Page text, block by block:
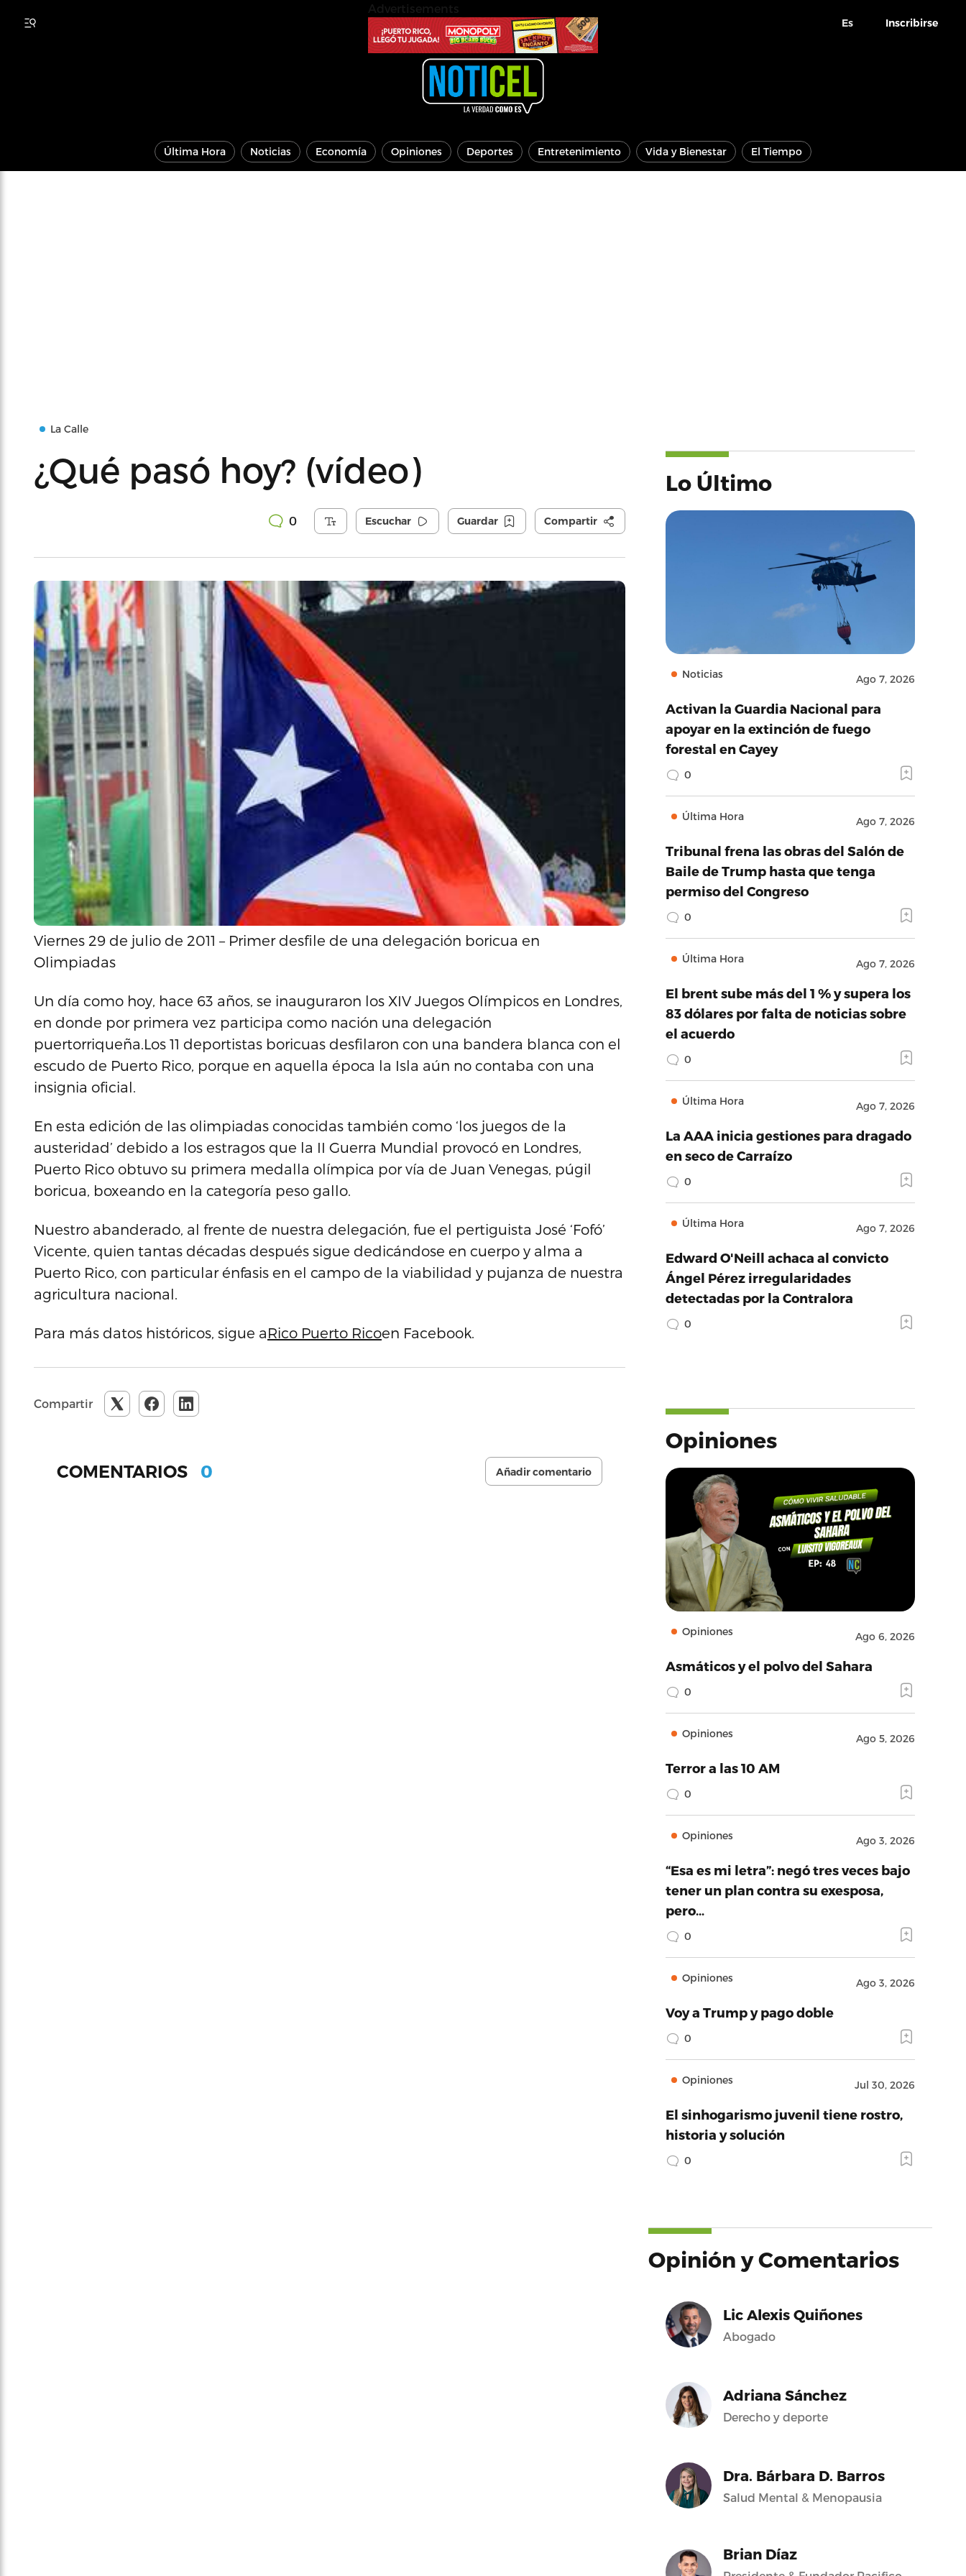
Es Inscribirse
Última Hora Noticias Economía Opiniones Deportes Entretenimiento Vida y Bienestar El Tiempo
La Calle
¿Qué pasó hoy? (vídeo)
0 Escuchar Guardar Compartir
Viernes 29 de julio de 2011 – Primer desfile de una delegación boricua en
Olimpiadas
Un día como hoy, hace 63 años, se inauguraron los XIV Juegos Olímpicos en Londres,
en donde por primera vez participa como nación una delegación
puertorriqueña.Los 11 deportistas boricuas desfilaron con una bandera blanca con el
escudo de Puerto Rico, porque en aquella época la Isla aún no contaba con una
insignia oficial.
En esta edición de las olimpiadas conocidas también como ‘los juegos de la
austeridad’ debido a los estragos que la II Guerra Mundial provocó en Londres,
Puerto Rico obtuvo su primera medalla olímpica por vía de Juan Venegas, púgil
boricua, boxeando en la categoría peso gallo.
Nuestro abanderado, al frente de nuestra delegación, fue el pertiguista José ‘Fofó’
Vicente, quien tantas décadas después sigue dedicándose en cuerpo y alma a
Puerto Rico, con particular énfasis en el campo de la viabilidad y pujanza de nuestra
agricultura nacional.
Para más datos históricos, sigue aRico Puerto Ricoen Facebook.
Compartir
COMENTARIOS 0 Añadir comentario
Lo Último
Noticias Ago 7, 2026
Activan la Guardia Nacional para
apoyar en la extinción de fuego
forestal en Cayey
0
Última Hora Ago 7, 2026
Tribunal frena las obras del Salón de
Baile de Trump hasta que tenga
permiso del Congreso
0
Última Hora Ago 7, 2026
El brent sube más del 1 % y supera los
83 dólares por falta de noticias sobre
el acuerdo
0
Última Hora Ago 7, 2026
La AAA inicia gestiones para dragado
en seco de Carraízo
0
Última Hora Ago 7, 2026
Edward O'Neill achaca al convicto
Ángel Pérez irregularidades
detectadas por la Contralora
0
Opiniones
Opiniones Ago 6, 2026
Asmáticos y el polvo del Sahara
0
Opiniones Ago 5, 2026
Terror a las 10 AM
0
Opiniones Ago 3, 2026
“Esa es mi letra”: negó tres veces bajo
tener un plan contra su exesposa,
pero…
0
Opiniones Ago 3, 2026
Voy a Trump y pago doble
0
Opiniones Jul 30, 2026
El sinhogarismo juvenil tiene rostro,
historia y solución
0
Opinión y Comentarios
Lic Alexis Quiñones
Abogado
Adriana Sánchez
Derecho y deporte
Dra. Bárbara D. Barros
Salud Mental & Menopausia
Brian Díaz